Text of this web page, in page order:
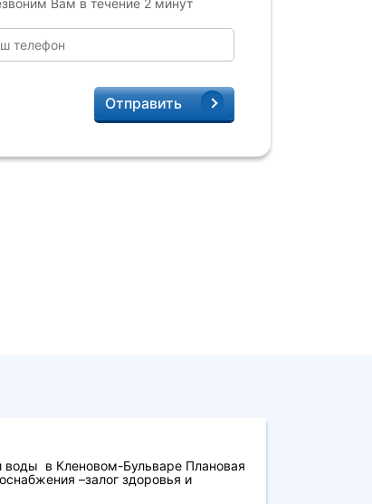
Вам в течение 2 минут
Отправить
воды в Кленовом-Бульваре Плановая
–залог здоровья и